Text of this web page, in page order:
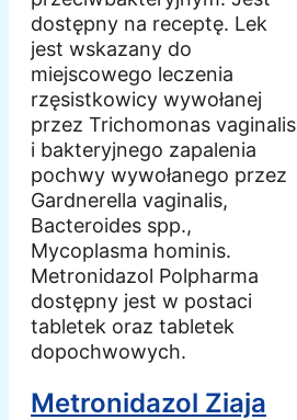
dostępny na receptę. Lek
jest wskazany do
miejscowego leczenia
rzęsistkowicy wywołanej
przez Trichomonas vaginalis
i bakteryjnego zapalenia
pochwy wywołanego przez
Gardnerella vaginalis,
Bacteroides spp.,
Mycoplasma hominis.
Metronidazol Polpharma
dostępny jest w postaci
tabletek oraz tabletek
dopochwowych.
Metronidazol Ziaja